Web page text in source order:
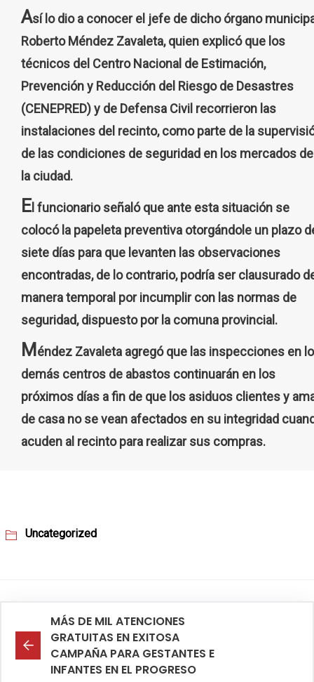
Así lo dio a conocer el jefe de dicho órgano
Roberto Méndez Zavaleta, quien explicó que los
técnicos del Centro Nacional de Estimación,
Prevención y Reducción del Riesgo de Desastres
(CENEPRED) y de Defensa Civil recorrieron las
instalaciones del recinto, como parte de la
de las condiciones de seguridad en los mercados de
la ciudad.
E l funcionario señaló que ante esta situación se
colocó la papeleta preventiva otorgándole un plazo
siete días para que levanten las observaciones
encontradas, de lo contrario, podría ser clausurado
manera temporal por incumplir con las normas de
seguridad, dispuesto por la comuna provincial.
M éndez Zavaleta agregó que las inspecciones en
demás centros de abastos continuarán en los
próximos días a fin de que los asiduos clientes y
de casa no se vean afectados en su integridad
acuden al recinto para realizar sus compras.
Uncategorized
MÁS DE MIL ATENCIONES
GRATUITAS EN EXITOSA
CAMPAÑA PARA GESTANTES E
INFANTES EN EL PROGRESO